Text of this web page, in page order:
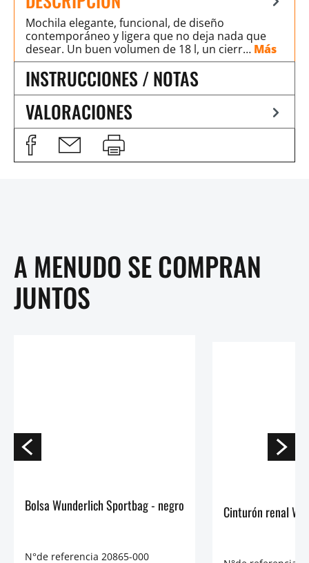
Mochila elegante, funcional, de diseño
contemporáneo y ligera que no deja nada que
desear. Un buen volumen de 18 l, un cierr… Más
INSTRUCCIONES / NOTAS
VALORACIONES
A MENUDO SE COMPRAN
JUNTOS
Bolsa Wunderlich Sportbag - negro
N°de referencia 20865-000
Cinturón renal